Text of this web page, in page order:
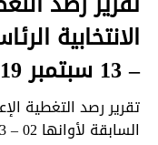
– 13 سبتمبر 2019/ الدور الأول)
تقرير رصد التغطية
السابقة لأوانها 02 – 13 سبتمبر 2019 الدور الأول PDF